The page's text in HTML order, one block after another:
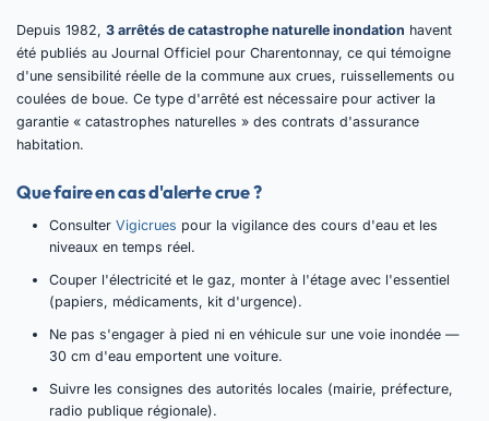
Depuis 1982, 3 arrêtés de catastrophe naturelle inondation havent
été publiés au Journal Officiel pour Charentonnay, ce qui témoigne
d'une sensibilité réelle de la commune aux crues, ruissellements ou
coulées de boue. Ce type d'arrêté est nécessaire pour activer la
garantie « catastrophes naturelles » des contrats d'assurance
habitation.
Que faire en cas d'alerte crue ?
Consulter Vigicrues pour la vigilance des cours d'eau et les
niveaux en temps réel.
Couper l'électricité et le gaz, monter à l'étage avec l'essentiel
(papiers, médicaments, kit d'urgence).
Ne pas s'engager à pied ni en véhicule sur une voie inondée —
30 cm d'eau emportent une voiture.
Suivre les consignes des autorités locales (mairie, préfecture,
radio publique régionale).